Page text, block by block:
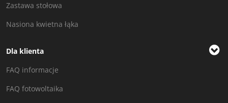
Zastawa stołowa
Nasiona kwietna łąka
Dla klienta
FAQ informacje
FAQ fotowoltaika